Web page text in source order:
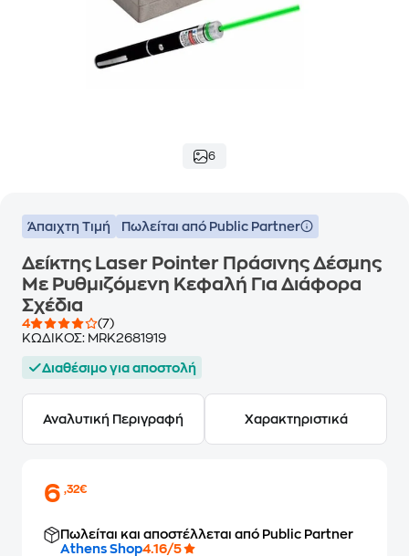
6
Άπαιχτη Τιμή Πωλείται από Public Partner
Δείκτης Laser Pointer Πράσινης Δέσμης
Με Ρυθμιζόμενη Κεφαλή Για Διάφορα
Σχέδια
4
(7)
ΚΩΔΙΚΟΣ: MRK2681919
Διαθέσιμο για αποστολή
Αναλυτική Περιγραφή Χαρακτηριστικά
6,32€
Πωλείται και αποστέλλεται από Public Partner
Athens Shop4.16/5